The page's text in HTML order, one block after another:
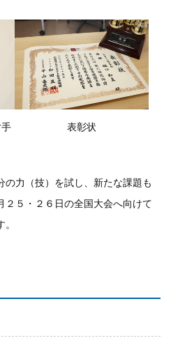
表彰状
の力（技）を試し、新たな課題も
２５・２６日の全国大会へ向けて